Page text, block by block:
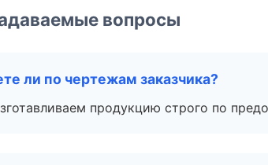
вопросы
ли по чертежам заказчика?
продукцию строго по